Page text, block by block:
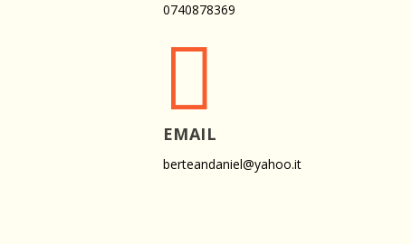
0740878369

EMAIL
berteandaniel@yahoo.it